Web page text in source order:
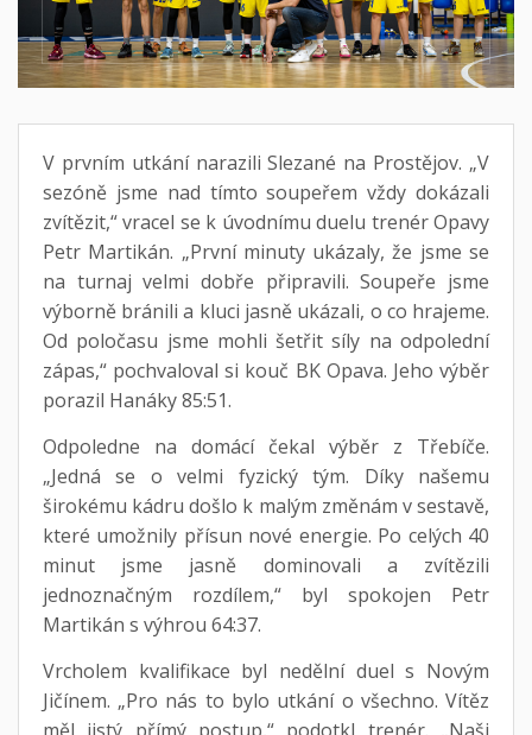
V prvním utkání narazili Slezané na Prostějov. „V
sezóně jsme nad tímto soupeřem vždy dokázali
zvítězit,“ vracel se k úvodnímu duelu trenér Opavy
Petr Martikán. „První minuty ukázaly, že jsme se
na turnaj velmi dobře připravili. Soupeře jsme
výborně bránili a kluci jasně ukázali, o co hrajeme.
Od poločasu jsme mohli šetřit síly na odpolední
zápas,“ pochvaloval si kouč BK Opava. Jeho výběr
porazil Hanáky 85:51.
Odpoledne na domácí čekal výběr z Třebíče.
„Jedná se o velmi fyzický tým. Díky našemu
širokému kádru došlo k malým změnám v sestavě,
které umožnily přísun nové energie. Po celých 40
minut jsme jasně dominovali a zvítězili
jednoznačným rozdílem,“ byl spokojen Petr
Martikán s výhrou 64:37.
Vrcholem kvalifikace byl nedělní duel s Novým
Jičínem. „Pro nás to bylo utkání o všechno. Vítěz